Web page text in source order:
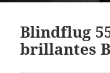
Blindflug
brillantes